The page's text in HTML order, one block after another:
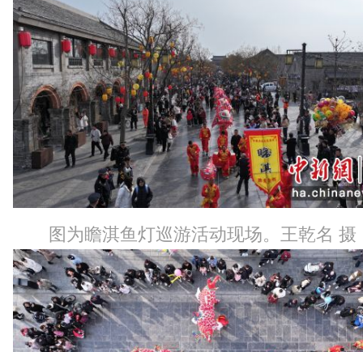
图为瞻淇鱼灯巡游活动现场。王乾名 摄